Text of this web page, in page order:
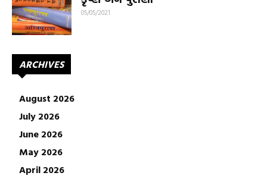
05/05/2021
ARCHIVES
August 2026
July 2026
June 2026
May 2026
April 2026